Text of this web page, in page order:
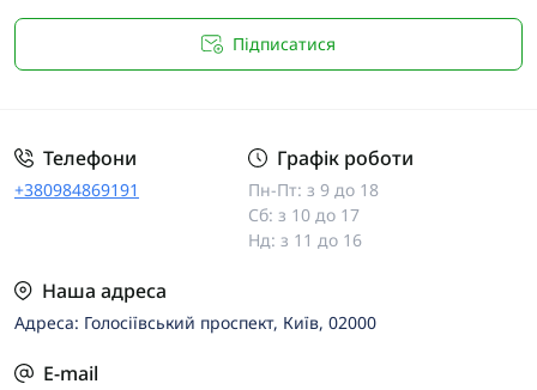
Підписатися
Телефони
+380984869191
Графік роботи
Пн-Пт: з 9 до 18
Сб: з 10 до 17
Нд: з 11 до 16
Наша адреса
Адреса: Голосіївський проспект, Київ, 02000
E-mail